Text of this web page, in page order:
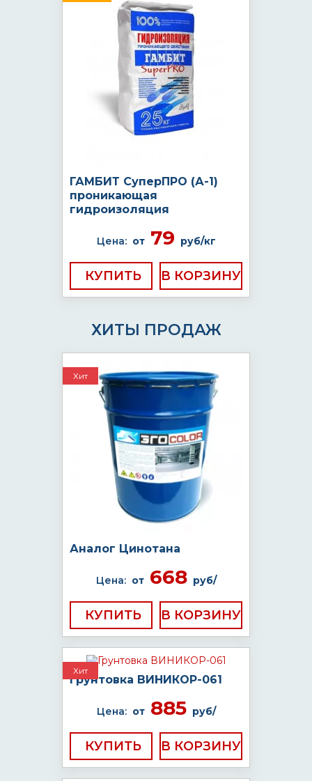
ГАМБИТ СуперПРО (А-1)
проникающая
гидроизоляция
Цена: от79 руб/кг
КУПИТЬ
ХИТЫ ПРОДАЖ
Хит
Аналог Цинотана
Цена: от668 руб/
КУПИТЬ
Хит
Грунтовка ВИНИКОР-061
Цена: от885 руб/
КУПИТЬ